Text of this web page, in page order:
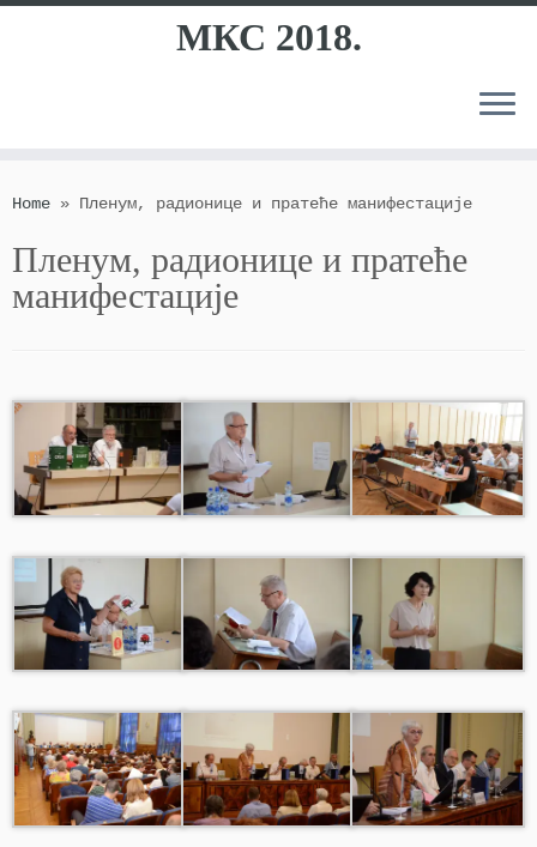
to
МКС 2018.
Home » Пленум, радионице и пратеће манифестације
Пленум, радионице и пратеће
манифестације